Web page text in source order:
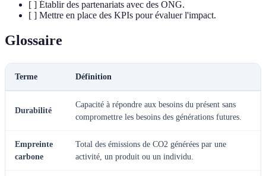
[ ] Établir des partenariats avec des ONG.
[ ] Mettre en place des KPIs pour évaluer l'impact.
Glossaire
Terme Définition
Durabilité
Capacité à répondre aux besoins du présent sans
compromettre les besoins des générations futures.
Empreinte
carbone
Total des émissions de CO2 générées par une
activité, un produit ou un individu.